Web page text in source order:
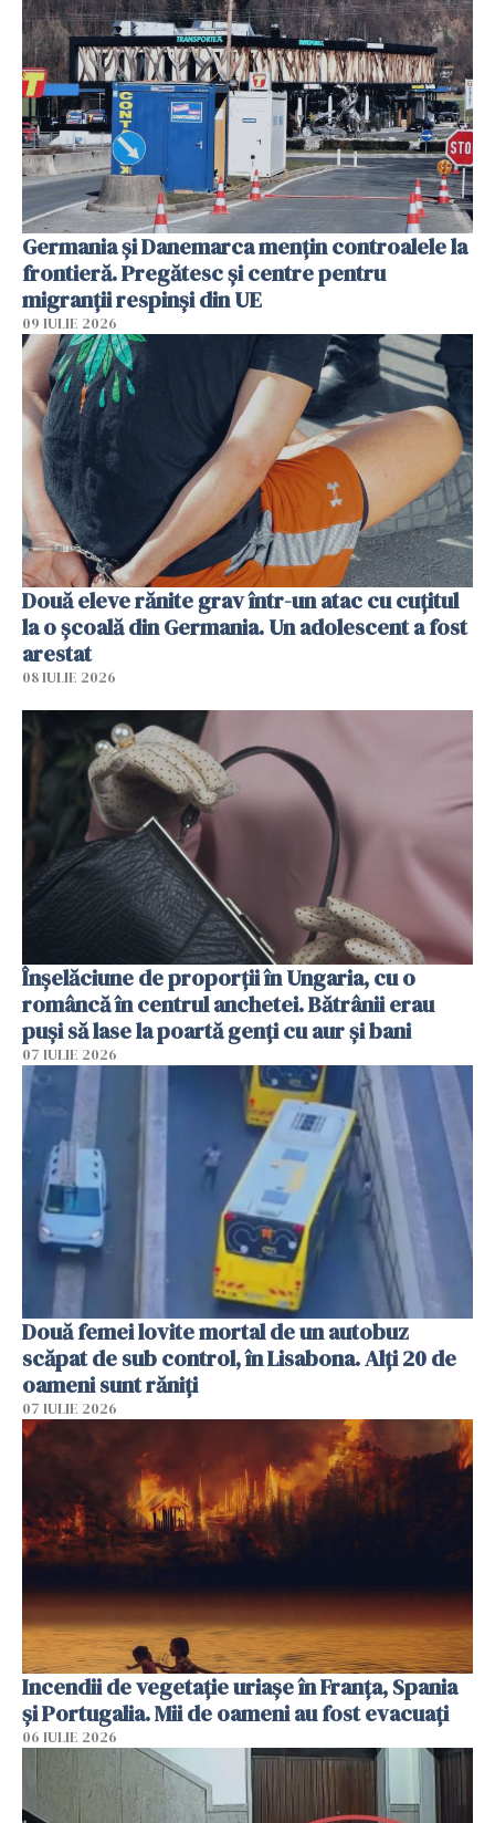
Germania și Danemarca mențin controalele la
frontieră. Pregătesc și centre pentru
migranții respinși din UE
09 IULIE 2026
Două eleve rănite grav într-un atac cu cuțitul
la o școală din Germania. Un adolescent a fost
arestat
08 IULIE 2026
Înșelăciune de proporții în Ungaria, cu o
româncă în centrul anchetei. Bătrânii erau
puși să lase la poartă genți cu aur și bani
07 IULIE 2026
Două femei lovite mortal de un autobuz
scăpat de sub control, în Lisabona. Alți 20 de
oameni sunt răniți
07 IULIE 2026
Incendii de vegetație uriașe în Franța, Spania
și Portugalia. Mii de oameni au fost evacuați
06 IULIE 2026